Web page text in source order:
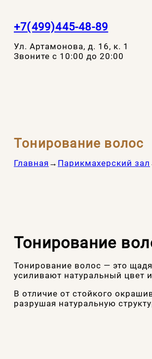
+7(499)445-48-89
Ул. Артамонова, д. 16, к. 1
Звоните с 10:00 до 20:00
Тонирование волос
Главная → Парикмахерский зал
Тонирование
Тонирование волос — это
усиливают натуральный цвет
В отличие от стойкого
разрушая натуральную